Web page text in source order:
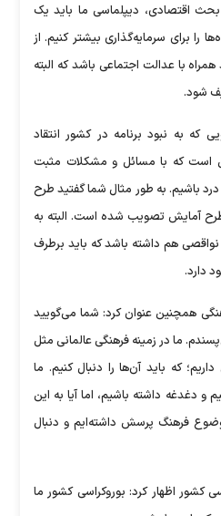
اقتصادی، دیپلماسی ما باید یک
را برای سرمایه‌گذاری بیشتر کنیم. از
با عدالت اجتماعی باشد که البته
شود.
که به نبود برنامه در کشور انتقاد
است که با مسائل و مشکلات مثبت
درد باشیم. به طور مثال شما گفتید طرح
آمایش تصویب شده است. البته به
هم داشته باشد که باید برطرف
دارد.
همچنین عنوان کرد: شما می‌گویید
ما در زمینه فرهنگی عالمانی مثل
که باید آن‌ها را دنبال کنیم. ما
و دغدغه داشته باشیم، اما آیا به این
فرهنگ پرسش داشته‌ایم و دنبال
کشور اظهار کرد: بوروکراسی کشور ما